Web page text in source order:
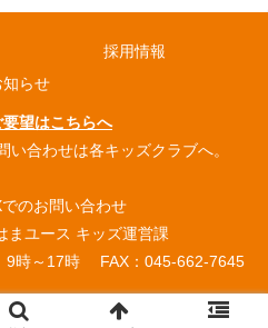
採用情報
知らせ
望はこちらへ
い合わせは各キッズクラブへ。
のお問い合わせ
まユース キッズ運営課
時～17時 FAX：045-662-7645
ス放課後キッズクラブ